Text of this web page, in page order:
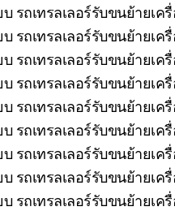
รถเทรลเลอร์รับขนย้ายเค
รถเทรลเลอร์รับขนย้ายเค
รถเทรลเลอร์รับขนย้ายเค
รถเทรลเลอร์รับขนย้ายเค
รถเทรลเลอร์รับขนย้ายเค
รถเทรลเลอร์รับขนย้ายเค
รถเทรลเลอร์รับขนย้ายเค
รถเทรลเลอร์รับขนย้ายเค
รถเทรลเลอร์รับขนย้ายเค